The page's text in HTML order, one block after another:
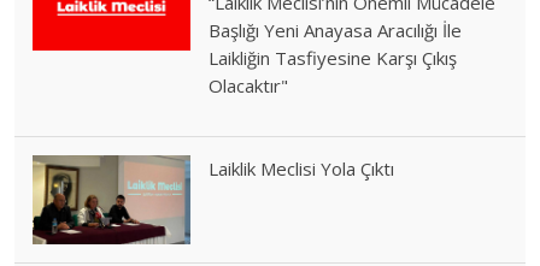
Başlığı Yeni Anayasa Aracılığı İle
Laikliğin Tasfiyesine Karşı Çıkış
Olacaktır"
Laiklik Meclisi Yola Çıktı